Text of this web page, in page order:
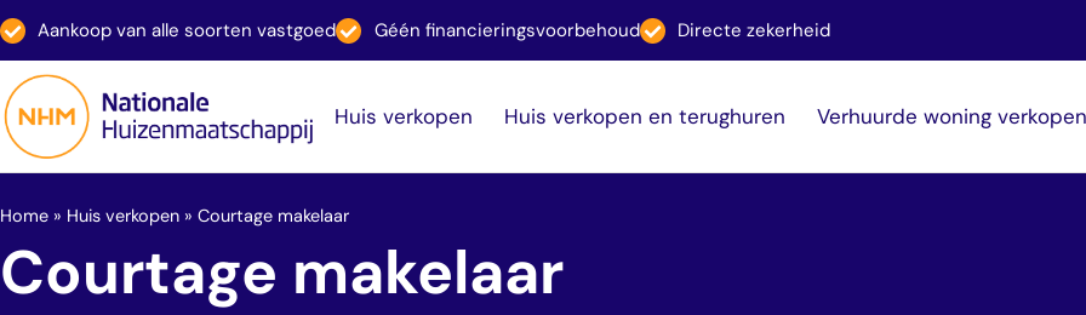
Aankoop van alle soorten vastgoed Géén financieringsvoorbehoud Directe zekerheid
Huis verkopen Huis verkopen en terughuren Verhuurde woning verkopen
Home » Huis verkopen » Courtage makelaar
Courtage makelaar